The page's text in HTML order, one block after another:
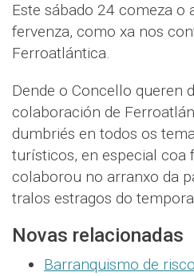
Este sábado 24 comeza
fervenza, como xa nos
Ferroatlántica.
Dende o Concello queren
colaboración de
dumbriés en todos os
turísticos, en especial coa
colaborou no arranxo da
tralos estragos do
Novas relacionadas
Barranquismo de